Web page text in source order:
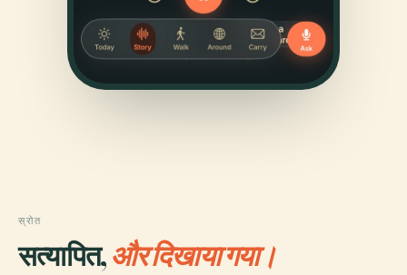
स्रोत
सत्यापित,और दिखाया गया।